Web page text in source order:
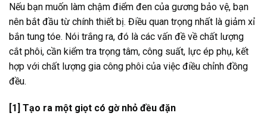
Nếu bạn muốn làm chậm điểm đen của gương bảo vệ, bạn
nên bắt đầu từ chính thiết bị. Điều quan trọng nhất là giảm xỉ
bắn tung tóe. Nói trắng ra, đó là các vấn đề về chất lượng
cắt phôi, cần kiểm tra trọng tâm, công suất, lực ép phụ, kết
hợp với chất lượng gia công phôi của việc điều chỉnh đồng
đều.
[1] Tạo ra một giọt có gờ nhỏ đều đặn